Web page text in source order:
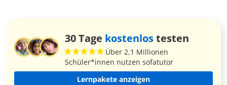
30 Tage kostenlostesten
Über 2,1 Millionen
Schüler*innen nutzen sofatutor
Lernpakete anzeigen